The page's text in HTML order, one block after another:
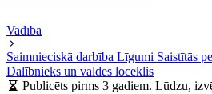
Vadība
Saimnieciskā darbība Līgumi Saistītās
Dalībnieks un valdes loceklis
Publicēts pirms 3 gadiem. Lūdzu,